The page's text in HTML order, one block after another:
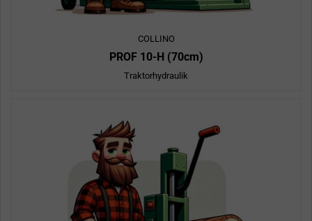
COLLINO
PROF 10-H (70cm)
Traktorhydraulik